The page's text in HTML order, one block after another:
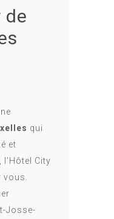
qui
et
City
vous.
Josse-